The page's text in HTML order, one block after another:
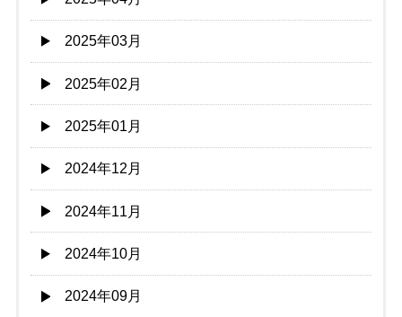
2025年03月
2025年02月
2025年01月
2024年12月
2024年11月
2024年10月
2024年09月